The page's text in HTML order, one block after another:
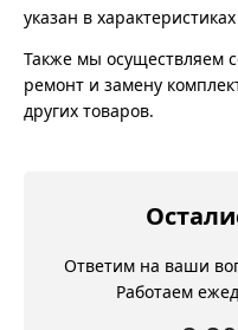
указан в
Также мы осуществляем
ремонт и замену
других товаров.
Ответим на ваши
Работаем